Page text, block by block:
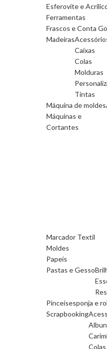
Esferovite e
Ferramentas
Frascos e Conta
Madeiras
Caixas
Colas
Molduras
Tintas
Máquina de moldes
Máquinas e
Cortantes
Marcador Textil
Moldes
Papeis
Pastas e Gesso
Pinceisesponja e
Scrapbooking
Colas